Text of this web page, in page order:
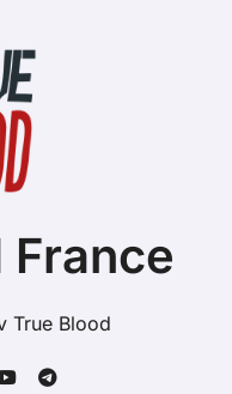
France
True Blood